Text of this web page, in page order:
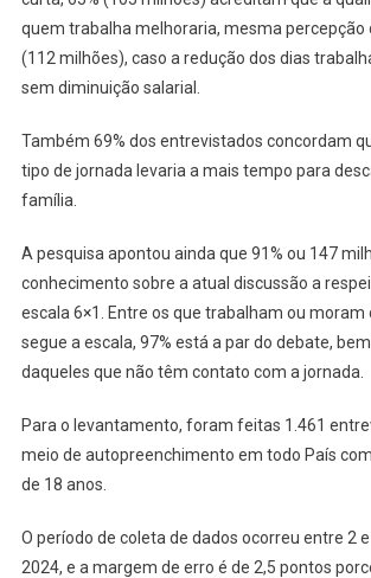
quem trabalha melhoraria, mesma percepção
(112 milhões), caso a redução dos dias
sem diminuição salarial.
Também 69% dos entrevistados concordam
tipo de jornada levaria a mais tempo para
família.
A pesquisa apontou ainda que 91% ou 147
conhecimento sobre a atual discussão a
escala 6×1. Entre os que trabalham ou moram
segue a escala, 97% está a par do debate,
daqueles que não têm contato com a jornada.
Para o levantamento, foram feitas 1.461
meio de autopreenchimento em todo País
de 18 anos.
O período de coleta de dados ocorreu entre 2
2024, e a margem de erro é de 2,5 pontos